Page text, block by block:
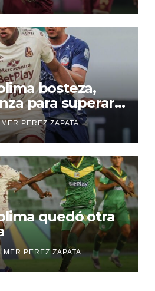
bosteza,
para superar a
2 A 1
PEREZ ZAPATA
quedó otra
PEREZ ZAPATA